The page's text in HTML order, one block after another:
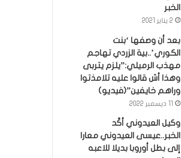
الخبر
2 يناير 2021
بعد أن وصفها ‘بنت
الكوري’..بية الزردي تهاجم
مهذب الرميلي:”يلزم يتربى
وهذا أش قالوا عليه تلامذتوا
وراهم خايفين”(فيديو)
وكيل العيدوني أكّد
الخبر..عيسى العيدوني معارا
إلى بطل أوروبا بديلا للاعبه